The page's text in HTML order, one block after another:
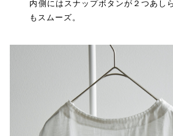
内側にはスナップボタンが２つあし
もスムーズ。